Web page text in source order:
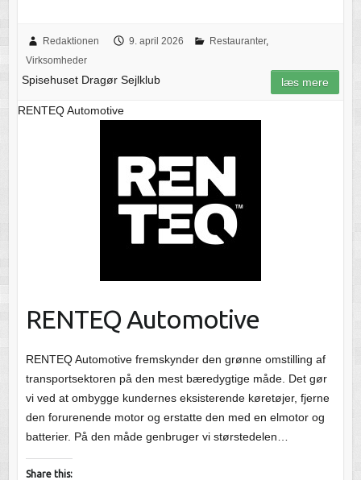
Redaktionen 9. april 2026 Restauranter,
Virksomheder
Spisehuset Dragør Sejlklub læs mere
RENTEQ Automotive
RENTEQ Automotive
RENTEQ Automotive fremskynder den grønne omstilling af
transportsektoren på den mest bæredygtige måde. Det gør
vi ved at ombygge kundernes eksisterende køretøjer, fjerne
den forurenende motor og erstatte den med en elmotor og
batterier. På den måde genbruger vi størstedelen…
Share this: